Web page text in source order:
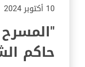
10 أكتوبر 2024
حاكم